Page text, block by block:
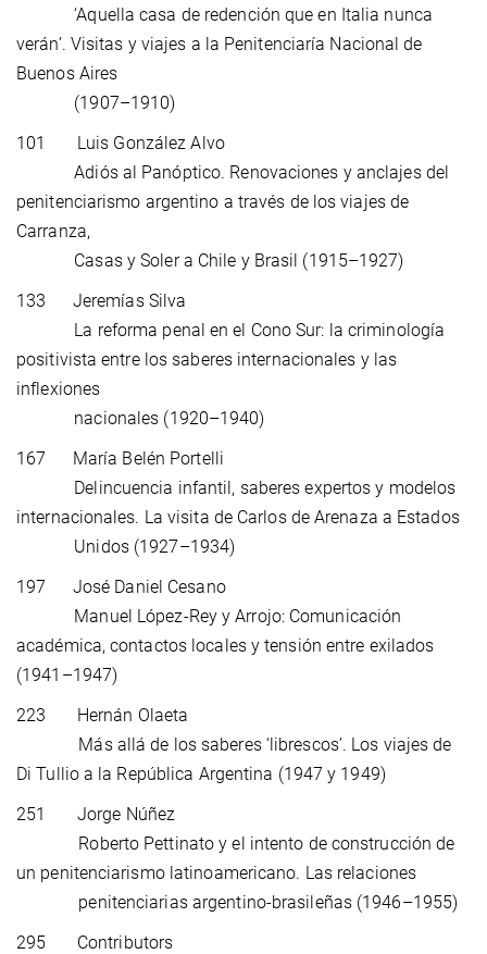
‘Aquella casa de redención que en Italia nunca
verán’. Visitas y viajes a la Penitenciaría Nacional de
Buenos Aires
(1907–1910)
101 Luis González Alvo
Adiós al Panóptico. Renovaciones y anclajes del
penitenciarismo argentino a través de los viajes de
Carranza,
Casas y Soler a Chile y Brasil (1915–1927)
133 Jeremías Silva
La reforma penal en el Cono Sur: la criminología
positivista entre los saberes internacionales y las
inflexiones
nacionales (1920–1940)
167 María Belén Portelli
Delincuencia infantil, saberes expertos y modelos
internacionales. La visita de Carlos de Arenaza a Estados
Unidos (1927–1934)
197 José Daniel Cesano
Manuel López-Rey y Arrojo: Comunicación
académica, contactos locales y tensión entre exilados
(1941–1947)
223 Hernán Olaeta
Más allá de los saberes ‘librescos’. Los viajes de
Di Tullio a la República Argentina (1947 y 1949)
251 Jorge Núñez
Roberto Pettinato y el intento de construcción de
un penitenciarismo latinoamericano. Las relaciones
penitenciarias argentino-brasileñas (1946–1955)
295 Contributors